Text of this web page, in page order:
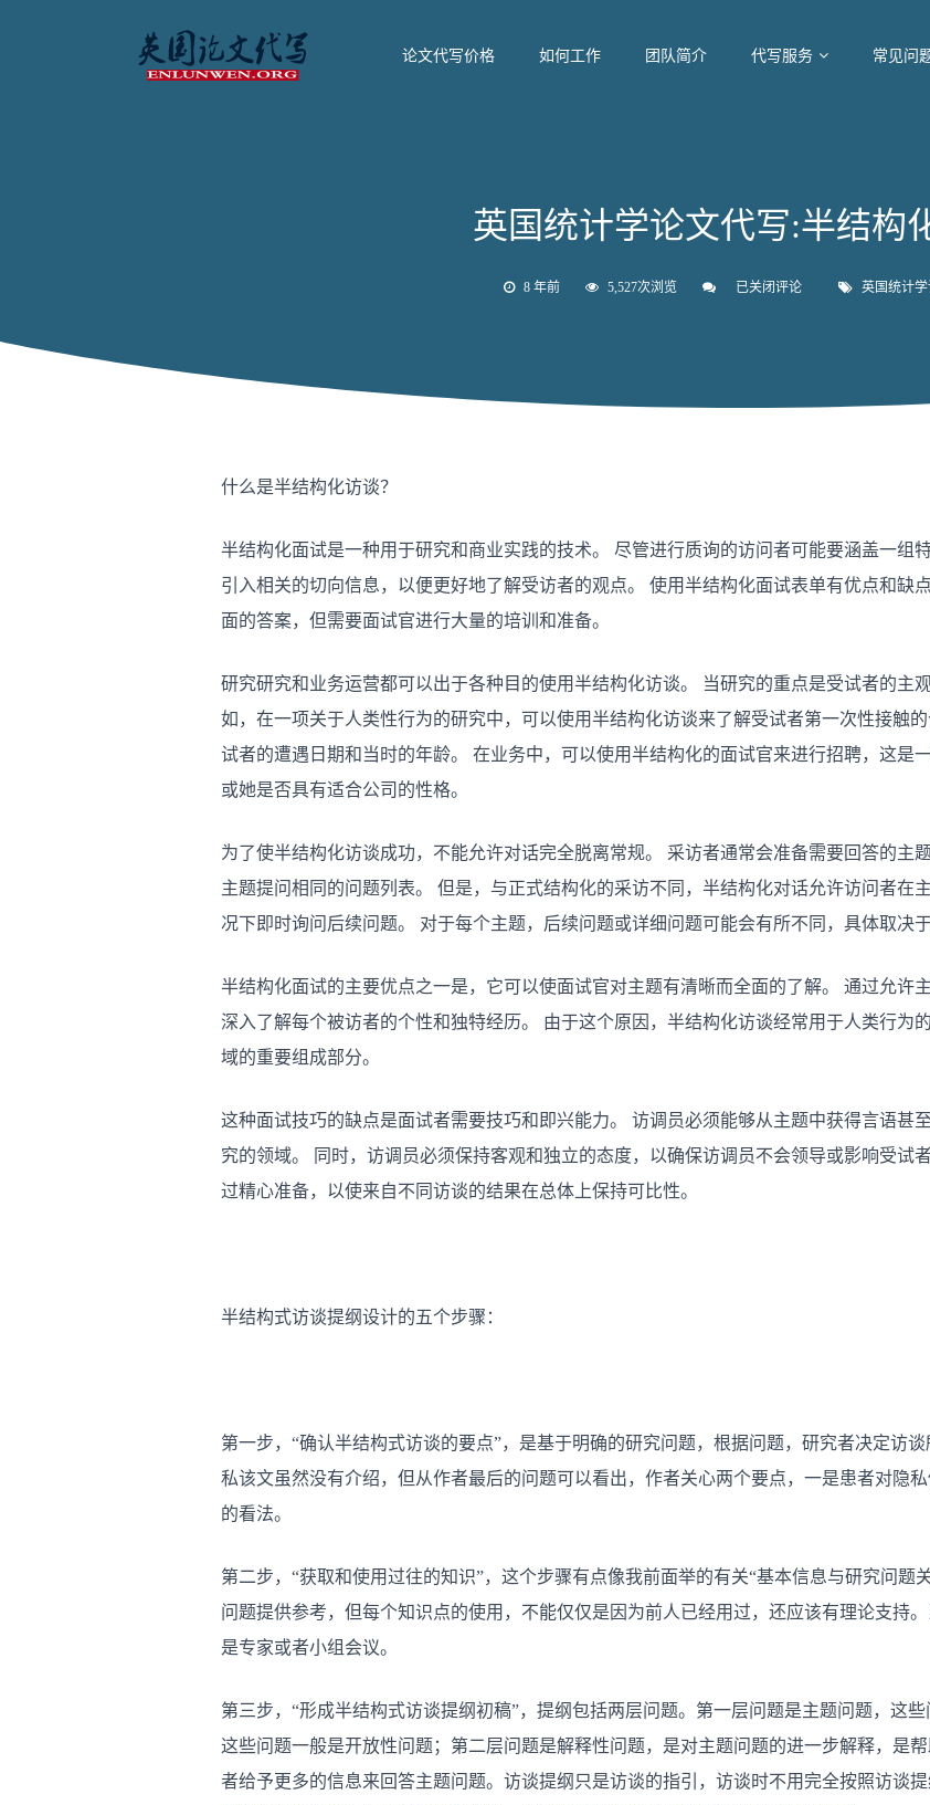
论文代写价格 如何工作 团队简介 代写服务 常见问
英国统计学论文代写:半结构
8 年前 5,527次浏览
英
谈
已关闭评论 英国统计
什么是半结构化访谈？
半结构化面试是一种用于研究和商业实践的技术。 尽管进行质询的访问者可能要涵盖一组
引入相关的切向信息，以便更好地了解受访者的观点。 使用半结构化面试表单有优点和缺
面的答案，但需要面试官进行大量的培训和准备。
研究研究和业务运营都可以出于各种目的使用半结构化访谈。 当研究的重点是受试者的主
如，在一项关于人类性行为的研究中，可以使用半结构化访谈来了解受试者第一次性接触
试者的遭遇日期和当时的年龄。 在业务中，可以使用半结构化的面试官来进行招聘，这是
或她是否具有适合公司的性格。
为了使半结构化访谈成功，不能允许对话完全脱离常规。 采访者通常会准备需要回答的主
主题提问相同的问题列表。 但是，与正式结构化的采访不同，半结构化对话允许访问者在
况下即时询问后续问题。 对于每个主题，后续问题或详细问题可能会有所不同，具体取决
半结构化面试的主要优点之一是，它可以使面试官对主题有清晰而全面的了解。 通过允许
深入了解每个被访者的个性和独特经历。 由于这个原因，半结构化访谈经常用于人类行为
域的重要组成部分。
这种面试技巧的缺点是面试者需要技巧和即兴能力。 访调员必须能够从主题中获得言语甚
究的领域。 同时，访调员必须保持客观和独立的态度，以确保访调员不会领导或影响受试
过精心准备，以使来自不同访谈的结果在总体上保持可比性。
半结构式访谈提纲设计的五个步骤：
第一步，“确认半结构式访谈的要点”，是基于明确的研究问题，根据问题，研究者决定访
私该文虽然没有介绍，但从作者最后的问题可以看出，作者关心两个要点，一是患者对隐
的看法。
第二步，“获取和使用过往的知识”，这个步骤有点像我前面举的有关“基本信息与研究问题
问题提供参考，但每个知识点的使用，不能仅仅是因为前人已经用过，还应该有理论支持
是专家或者小组会议。
第三步，“形成半结构式访谈提纲初稿”，提纲包括两层问题。第一层问题是主题问题，这
这些问题一般是开放性问题；第二层问题是解释性问题，是对主题问题的进一步解释，是
者给予更多的信息来回答主题问题。访谈提纲只是访谈的指引，访谈时不用完全按照访谈